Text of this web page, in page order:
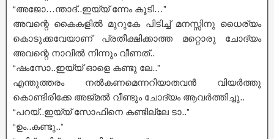
“അജോ…ന്താദ്..ഇയ്യ് ന്നേം കൂടി…”
അവന്റെ കൈകളിൽ മുറുകേ പിടിച്ച് മനസ്സിനു ധൈര്യം
കൊടുക്കവേയാണ് പ്രതീക്ഷിക്കാത്ത മറ്റൊരു ചോദ്യം
അവന്റെ നാവിൽ നിന്നും വീണത്..
“ഷംസോ..ഇയ്യ് ഓളെ കണ്ടു ലേ..”
എന്തുത്തരം നൽകണമെന്നറിയാതവൻ വിയർത്തു
കൊണ്ടിരിക്കേ അജ്മൽ വീണ്ടും ചോദ്യം ആവർത്തിച്ചു..
“പറയ്..ഇയ്യ് സോഫിനെ കണ്ടില്ലേ ടാ..”
“ഉം..കണ്ടു..”